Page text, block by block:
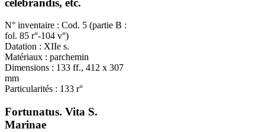
N° inventaire : Cod. 5 (partie B :
fol. 85 r°-104 v°)
Datation : XIIe s.
Matériaux : parchemin
Dimensions : 133 ff., 412 x 307
mm
Particularités : 133 r°
Fortunatus. Vita S.
Marinae